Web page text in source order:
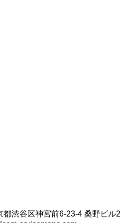
都渋谷区神宮前6-23-4 桑野ビル2